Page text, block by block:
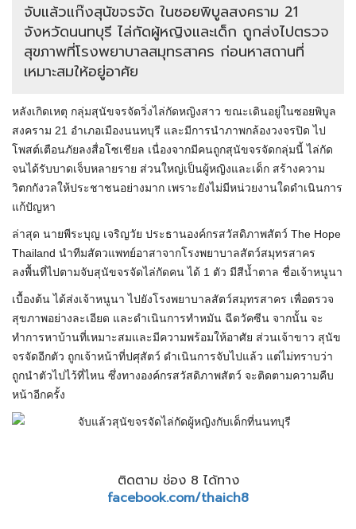
จับแล้วแก๊งสุนัขจรจัด ในซอยพิบูลสงคราม 21
จังหวัดนนทบุรี ไล่กัดผู้หญิงและเด็ก ถูกส่งไปตรวจ
สุขภาพที่โรงพยาบาลสมุทรสาคร ก่อนหาสถานที่
เหมาะสมให้อยู่อาศัย
หลังเกิดเหตุ กลุ่มสุนัขจรจัดวิ่งไล่กัดหญิงสาว ขณะเดินอยู่ในซอยพิบูล
สงคราม 21 อำเภอเมืองนนทบุรี และมีการนำภาพกล้องวงจรปิด ไป
โพสต์เตือนภัยลงสื่อโซเชียล เนื่องจากมีคนถูกสุนัขจรจัดกลุ่มนี้ ไล่กัด
จนได้รับบาดเจ็บหลายราย ส่วนใหญ่เป็นผู้หญิงและเด็ก สร้างความ
วิตกกังวลให้ประชาชนอย่างมาก เพราะยังไม่มีหน่วยงานใดดำเนินการ
แก้ปัญหา
ล่าสุด นายพีระบุญ เจริญวัย ประธานองค์กรสวัสดิภาพสัตว์ The Hope
Thailand นำทีมสัตวแพทย์อาสาจากโรงพยาบาลสัตว์สมุทรสาคร
ลงพื้นที่ไปตามจับสุนัขจรจัดไล่กัดคน ได้ 1 ตัว มีสีน้ำตาล ชื่อเจ้าหนูนา
เบื้องต้น ได้ส่งเจ้าหนูนา ไปยังโรงพยาบาลสัตว์สมุทรสาคร เพื่อตรวจ
สุขภาพอย่างละเอียด และดำเนินการทำหมัน ฉีดวัคซีน จากนั้น จะ
ทำการหาบ้านที่เหมาะสมและมีความพร้อมให้อาศัย ส่วนเจ้าขาว สุนัข
จรจัดอีกตัว ถูกเจ้าหน้าที่ปศุสัตว์ ดำเนินการจับไปแล้ว แต่ไม่ทราบว่า
ถูกนำตัวไปไว้ที่ไหน ซึ่งทางองค์กรสวัสดิภาพสัตว์ จะติดตามความคืบ
หน้าอีกครั้ง
ติดตาม ช่อง 8 ได้ทาง
facebook.com/thaich8